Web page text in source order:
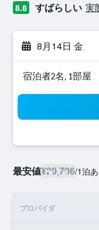
8.8 すばらしい 実
8月14日 金
宿泊者2名, 1​部屋
最安値¥20,706/1泊
プロバイダ